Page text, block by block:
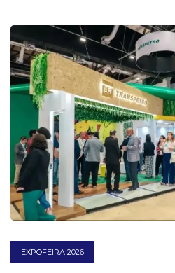
EXPOFEIRA 2026